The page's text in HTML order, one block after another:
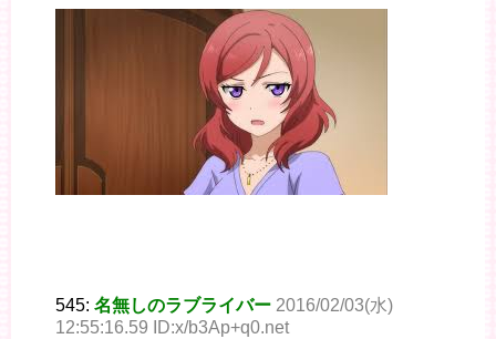
545: 名無しのラブライバー 2016/02/03(水)
12:55:16.59 ID:x/b3Ap+q0.net